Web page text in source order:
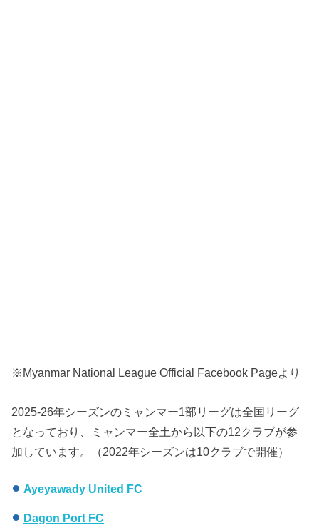
※Myanmar National League Official Facebook Pageより
2025-26年シーズンのミャンマー1部リーグは全国リーグ
となっており、ミャンマー全土から以下の12クラブが参
加しています。（2022年シーズンは10クラブで開催）
Ayeyawady United FC
Dagon Port FC